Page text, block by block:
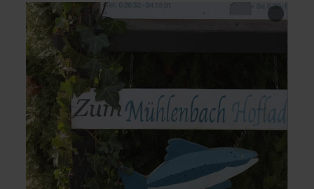
meer
informatie
over:
Mühlenbach
Hofladen